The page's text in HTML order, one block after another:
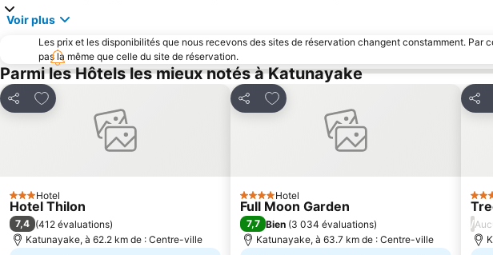
Voir plus
Les prix et les disponibilités que nous recevons des sites de réservation changent constamment. Par
pas la même que celle du site de réservation.
Parmi les Hôtels les mieux notés à Katunayake
Partager
Ajouter à mes favoris
3 Étoiles
Hotel
Hotel Thilon
7,4 (412 évaluations)
Katunayake, à 62.2 km de : Centre-ville
Partager
Ajouter à mes favoris
4 ÉtoilesHotel
Full Moon Garden
7,7 Bien (3 034 évaluations)
Katunayake, à 63.7 km de : Centre-ville
3
/